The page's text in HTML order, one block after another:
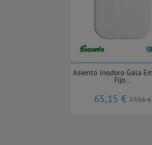
Asiento Inodoro Gala
Fijo...
65,15 €77,56 €